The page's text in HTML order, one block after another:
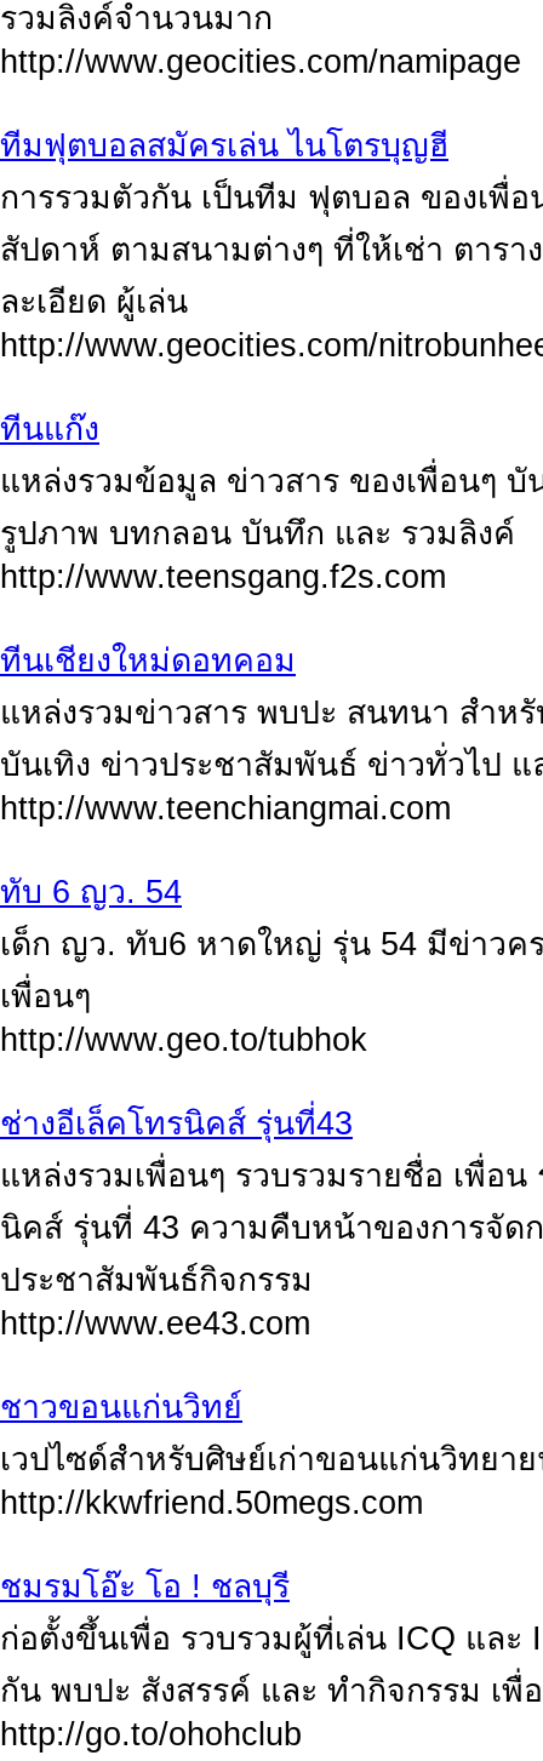
รวมลิงค์จำนวนมาก
http://www.geocities.com/namipage
ทีมฟุตบอลสมัครเล่น ไนโตรบุญฮี
การรวมตัวกัน เป็นทีม ฟุตบอล ของเพื่
สัปดาห์ ตามสนามต่างๆ ที่ให้เช่า ตาร
ละเอียด ผู้เล่น
http://www.geocities.com/
ทีนแก๊ง
แหล่งรวมข้อมูล ข่าวสาร ของเพื่อนๆ
รูปภาพ บทกลอน บันทึก และ รวมลิงค์
http://www.teensgang.f2s.com
ทีนเชียงใหม่ดอทคอม
แหล่งรวมข่าวสาร พบปะ สนทนา สำห
บันเทิง ข่าวประชาสัมพันธ์ ข่าวทั่วไป
http://www.teenchiangmai.com
ทับ 6 ญว. 54
เด็ก ญว. ทับ6 หาดใหญ่ รุ่น 54 มีข่าวค
เพื่อนๆ
http://www.geo.to/tubhok
ช่างอีเล็คโทรนิคส์ รุ่นที่43
แหล่งรวมเพื่อนๆ รวบรวมรายชื่อ เพื่อ
นิคส์ รุ่นที่ 43 ความคืบหน้าของการจัด
ประชาสัมพันธ์กิจกรรม
http://www.ee43.com
ชาวขอนแก่นวิทย์
เวปไซด์สำหรับศิษย์เก่าขอนแก่นวิทยา
http://kkwfriend.50megs.com
ชมรมโอ๊ะ โอ ! ชลบุรี
ก่อตั้งขึ้นเพื่อ รวบรวมผู้ที่เล่น ICQ แล
กัน พบปะ สังสรรค์ และ ทำกิจกรรม เพื่
http://go.to/ohohclub